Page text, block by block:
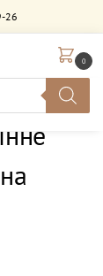
26
0
на природі